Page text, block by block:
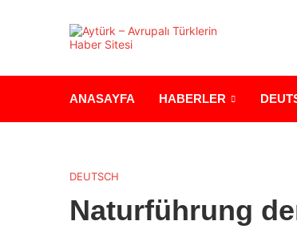
ANASAYFA HABERLER
DEUTSCH
Naturführung